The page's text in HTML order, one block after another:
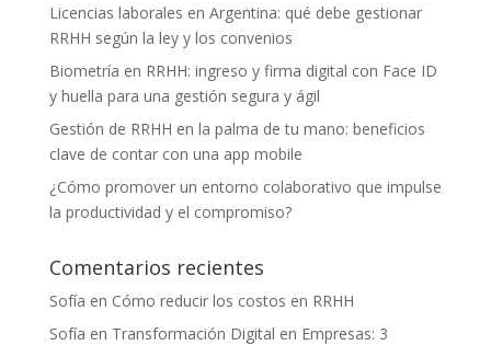
Licencias laborales en Argentina: qué debe gestionar
RRHH según la ley y los convenios
Biometría en RRHH: ingreso y firma digital con Face ID
y huella para una gestión segura y ágil
Gestión de RRHH en la palma de tu mano: beneficios
clave de contar con una app mobile
¿Cómo promover un entorno colaborativo que impulse
la productividad y el compromiso?
Comentarios recientes
Sofía en Cómo reducir los costos en RRHH
Sofía en Transformación Digital en Empresas: 3